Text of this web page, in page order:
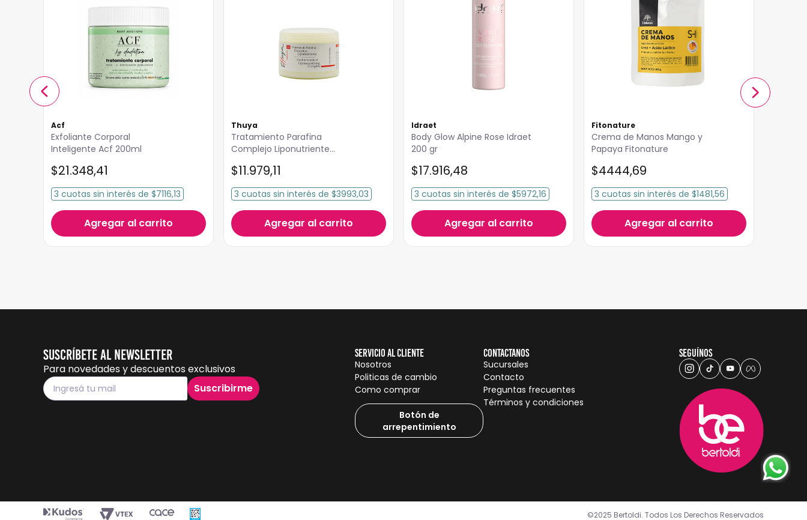
Acf
Exfoliante Corporal
Inteligente Acf 200ml
$21.348,41
3 cuotas sin interés de $7116,13
Agregar al carrito
Thuya
Tratamiento Parafina
Complejo Liponutriente
$11.979,11
3 cuotas sin interés de $3993,03
Agregar al carrito
Idraet
Body Glow Alpine Rose Idraet
200 gr
$17.916,48
3 cuotas sin interés de $5972,16
Agregar al carrito
Fitonature
Crema de Manos Mango y
Papaya Fitonature
$4444,69
3 cuotas sin interés de $1481,56
Agregar al carrito
Suscríbete al Newsletter
Para novedades y descuentos exclusivos
Suscribirme
Servicio al cliente
Nosotros
Politicas de cambio
Como comprar
Botón de
arrepentimiento
Contactanos
Sucursales
Contacto
Preguntas frecuentes
Términos y condiciones
Seguínos
©2025 Bertoldi. Todos Los Derechos Reservados